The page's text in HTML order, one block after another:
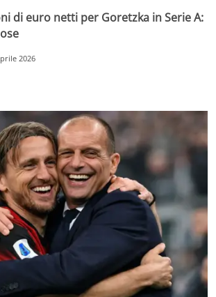
di euro netti per Goretzka in Serie A:
2026